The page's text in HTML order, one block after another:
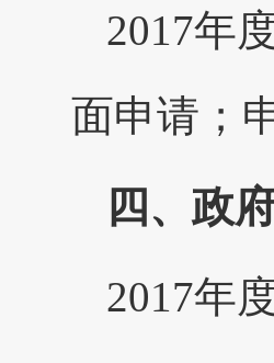
2017年
面申请；
四、政
2017年